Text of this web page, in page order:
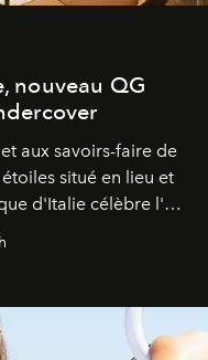
nouveau QG
aux savoirs-faire de
situé en lieu et
d'Italie célèbre l'art